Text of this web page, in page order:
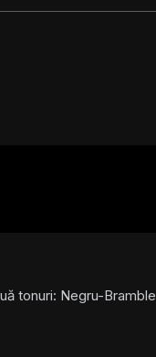
tonuri: Negru-Bramble